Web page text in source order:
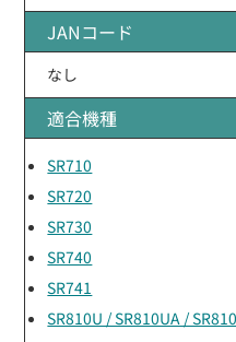
JANコード
なし
適合機種
SR710
SR720
SR730
SR740
SR741
SR810U / SR810UA /